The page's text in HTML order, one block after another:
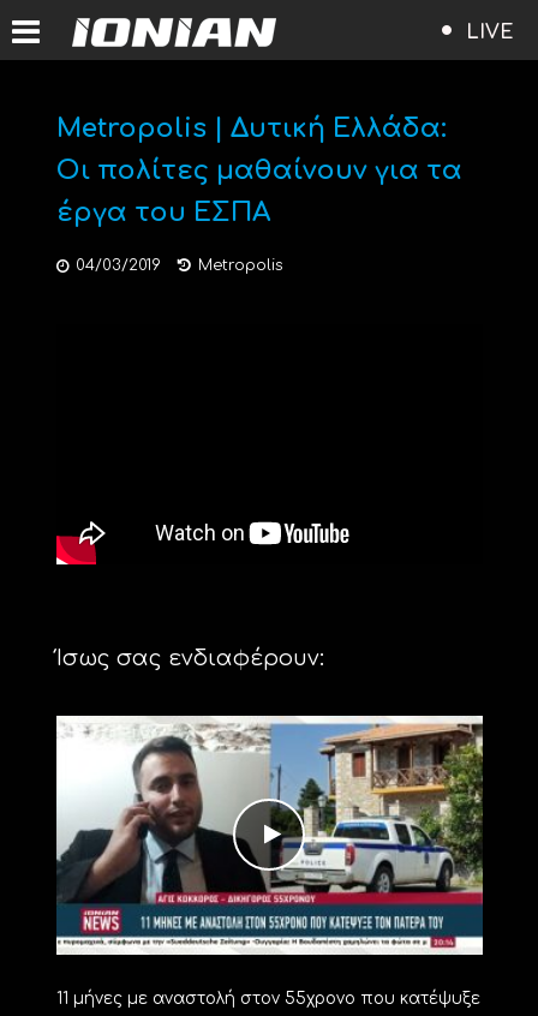
LIVE
Metropolis | Δυτική Ελλάδα:
Οι πολίτες μαθαίνουν για τα
έργα του ΕΣΠΑ
04/03/2019 Metropolis
Ίσως σας ενδιαφέρουν:
11 μήνες με αναστολή στον 55χρονο που κατέψυξε